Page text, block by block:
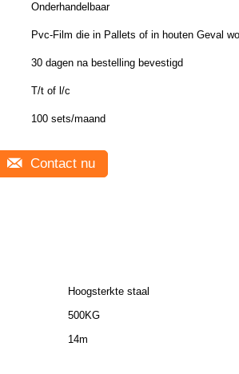
Onderhandelbaar
Pvc-Film die in Pallets of in houten Geval
30 dagen na bestelling bevestigd
T/t of l/c
100 sets/maand
Contact nu
Hoogsterkte staal
500KG
14m